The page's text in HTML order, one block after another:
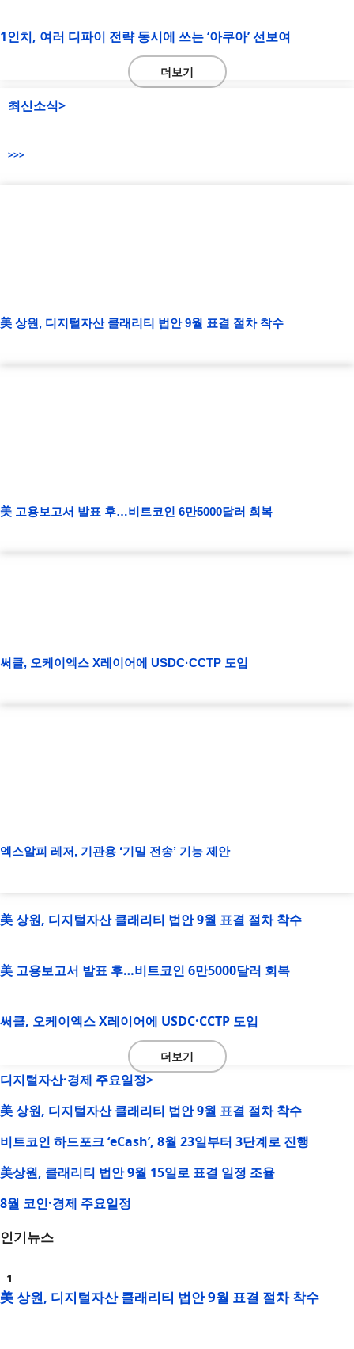
1인치, 여러 디파이 전략 동시에 쓰는 ‘아쿠아’ 선보여
더보기
최신소식>
>>>
美 상원, 디지털자산 클래리티 법안 9월 표결 절차 착수
美 고용보고서 발표 후…비트코인 6만5000달러 회복
써클, 오케이엑스 X레이어에 USDC·CCTP 도입
엑스알피 레저, 기관용 ‘기밀 전송’ 기능 제안
美 상원, 디지털자산 클래리티 법안 9월 표결 절차 착수
美 고용보고서 발표 후…비트코인 6만5000달러 회복
써클, 오케이엑스 X레이어에 USDC·CCTP 도입
더보기
디지털자산·경제 주요일정>
美 상원, 디지털자산 클래리티 법안 9월 표결 절차 착수
비트코인 하드포크 ‘eCash’, 8월 23일부터 3단계로 진행
美상원, 클래리티 법안 9월 15일로 표결 일정 조율
8월 코인·경제 주요일정
인기뉴스
美 상원, 디지털자산 클래리티 법안 9월 표결 절차 착수